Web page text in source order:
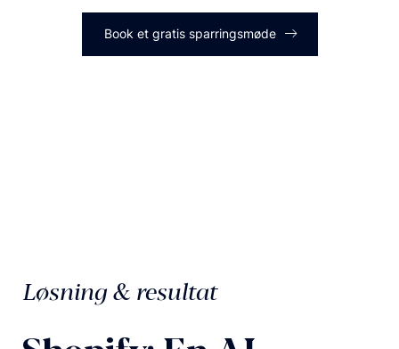
Book et gratis sparringsmøde
Løsning & resultat